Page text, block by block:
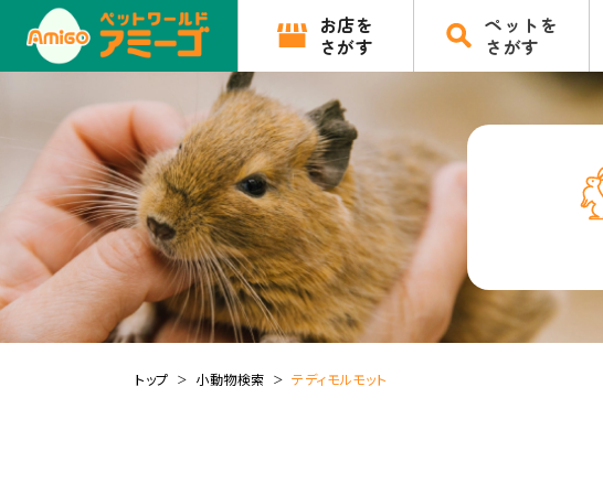
お店を
さがす
ペットを
さがす
トップ 小動物検索 テディモルモット